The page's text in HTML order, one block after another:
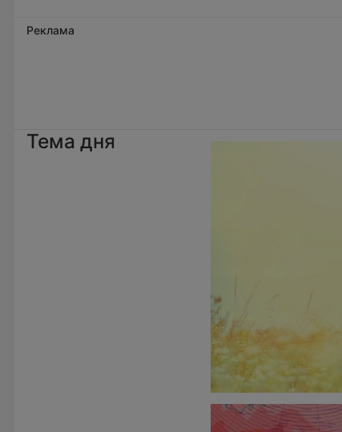
Реклама
Тема дня